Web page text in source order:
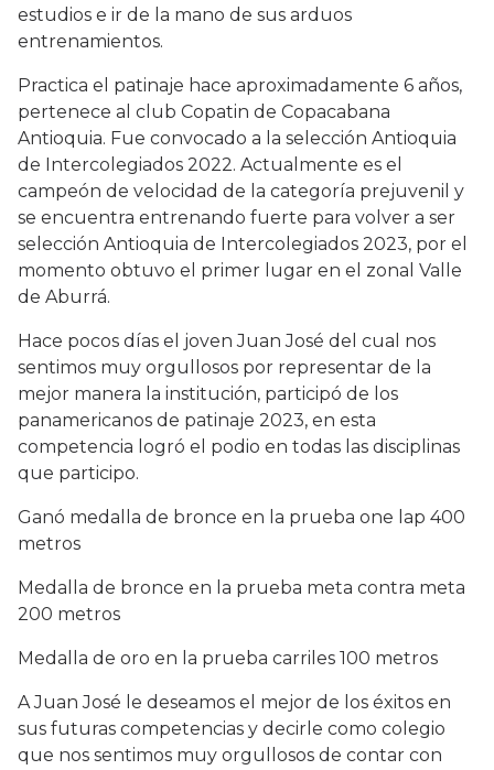
estudios e ir de la mano de sus arduos
entrenamientos.
Practica el patinaje hace aproximadamente 6 años,
pertenece al club Copatin de Copacabana
Antioquia. Fue convocado a la selección Antioquia
de Intercolegiados 2022. Actualmente es el
campeón de velocidad de la categoría prejuvenil y
se encuentra entrenando fuerte para volver a ser
selección Antioquia de Intercolegiados 2023, por el
momento obtuvo el primer lugar en el zonal Valle
de Aburrá.
Hace pocos días el joven Juan José del cual nos
sentimos muy orgullosos por representar de la
mejor manera la institución, participó de los
panamericanos de patinaje 2023, en esta
competencia logró el podio en todas las disciplinas
que participo.
Ganó medalla de bronce en la prueba one lap 400
metros
Medalla de bronce en la prueba meta contra meta
200 metros
Medalla de oro en la prueba carriles 100 metros
A Juan José le deseamos el mejor de los éxitos en
sus futuras competencias y decirle como colegio
que nos sentimos muy orgullosos de contar con